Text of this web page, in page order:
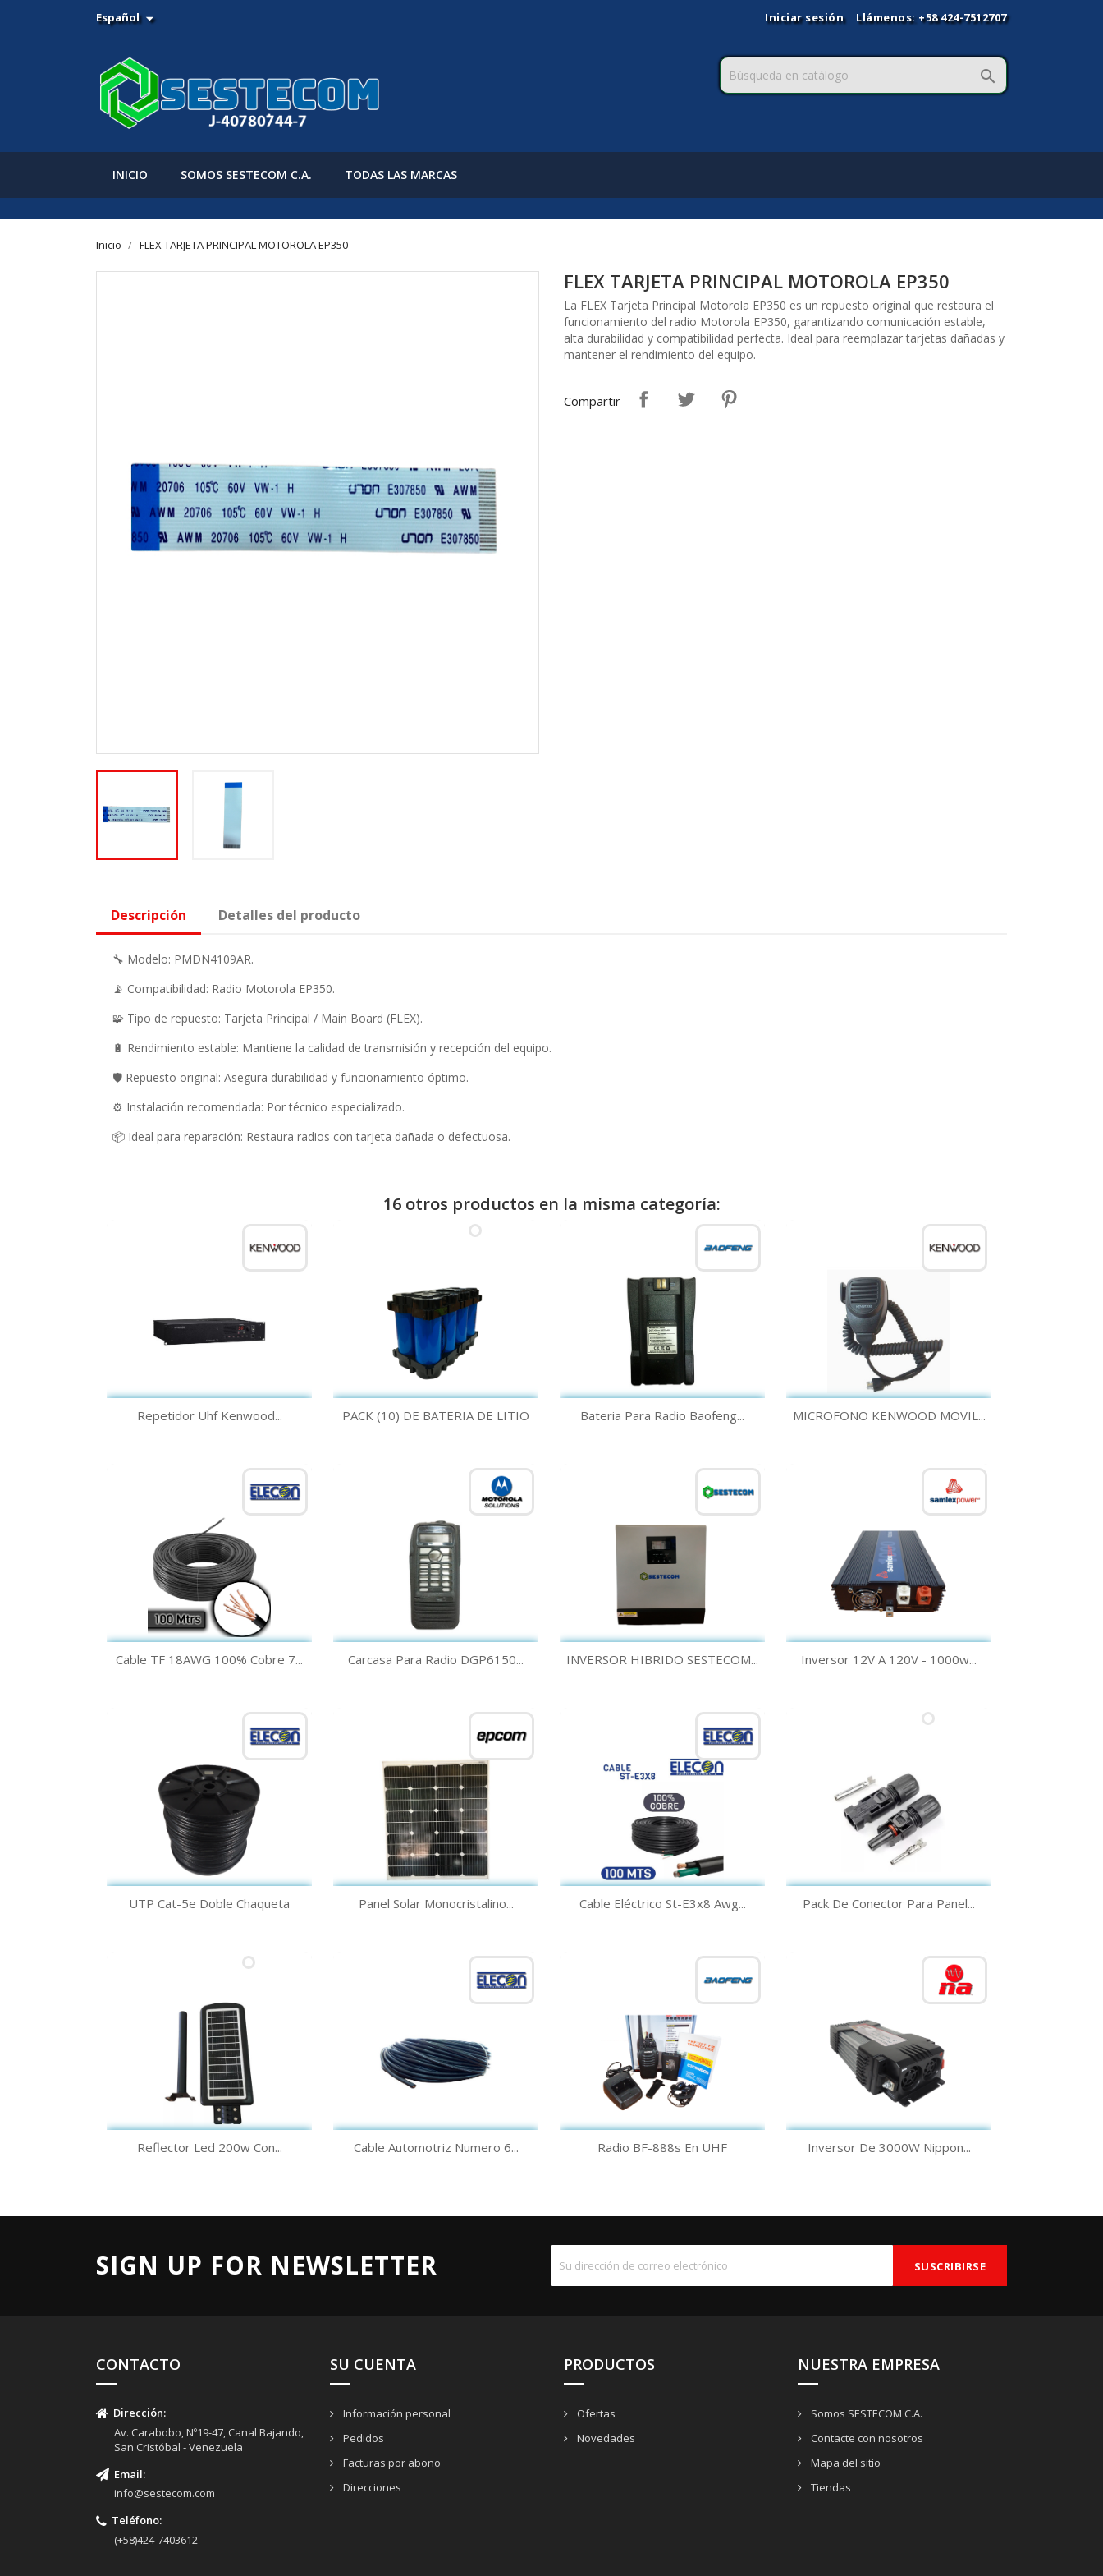
Español  Iniciar sesión Llámenos: +58 424-7512707

INICIO SOMOS SESTECOM C.A. TODAS LAS MARCAS
Inicio FLEX TARJETA PRINCIPAL MOTOROLA EP350
FLEX TARJETA PRINCIPAL MOTOROLA EP350
La FLEX Tarjeta Principal Motorola EP350 es un repuesto original que restaura el
funcionamiento del radio Motorola EP350, garantizando comunicación estable,
alta durabilidad y compatibilidad perfecta. Ideal para reemplazar tarjetas dañadas y
mantener el rendimiento del equipo.
Compartir
Descripción Detalles del producto
🔧 Modelo: PMDN4109AR.
📡 Compatibilidad: Radio Motorola EP350.
🧩 Tipo de repuesto: Tarjeta Principal / Main Board (FLEX).
🔋 Rendimiento estable: Mantiene la calidad de transmisión y recepción del equipo.
🛡️ Repuesto original: Asegura durabilidad y funcionamiento óptimo.
⚙️ Instalación recomendada: Por técnico especializado.
📦 Ideal para reparación: Restaura radios con tarjeta dañada o defectuosa.
16 otros productos en la misma categoría:
Vista rápida
Repetidor Uhf Kenwood... Vista rápida
PACK (10) DE BATERIA DE LITIO Vista rápida
Bateria Para Radio Baofeng... Vista rápida
MICROFONO KENWOOD MOVIL...
Vista rápida
Cable TF 18AWG 100% Cobre 7... Vista rápida
Carcasa Para Radio DGP6150...  Vista rápida
INVERSOR HIBRIDO SESTECOM...  Vista rápida
Inversor 12V A 120V - 1000w...
Vista rápida
UTP Cat-5e Doble Chaqueta Vista rápida
Panel Solar Monocristalino... Vista rápida
Cable Eléctrico St-E3x8 Awg... Vista rápida
Pack De Conector Para Panel...
Vista rápida
Reflector Led 200w Con... Vista rápida
Cable Automotriz Numero 6...  Vista rápida
Radio BF-888s En UHF  Vista rápida
Inversor De 3000W Nippon...
SIGN UP FOR NEWSLETTER
CONTACTO
Dirección:
Av. Carabobo, Nº19-47, Canal Bajando,
San Cristóbal - Venezuela
Email:
info@sestecom.com
Teléfono:
(+58)424-7403612
SU CUENTA
Información personal
Pedidos
Facturas por abono
Direcciones
PRODUCTOS
Ofertas
Novedades
NUESTRA EMPRESA
Somos SESTECOM C.A.
Contacte con nosotros
Mapa del sitio
Tiendas